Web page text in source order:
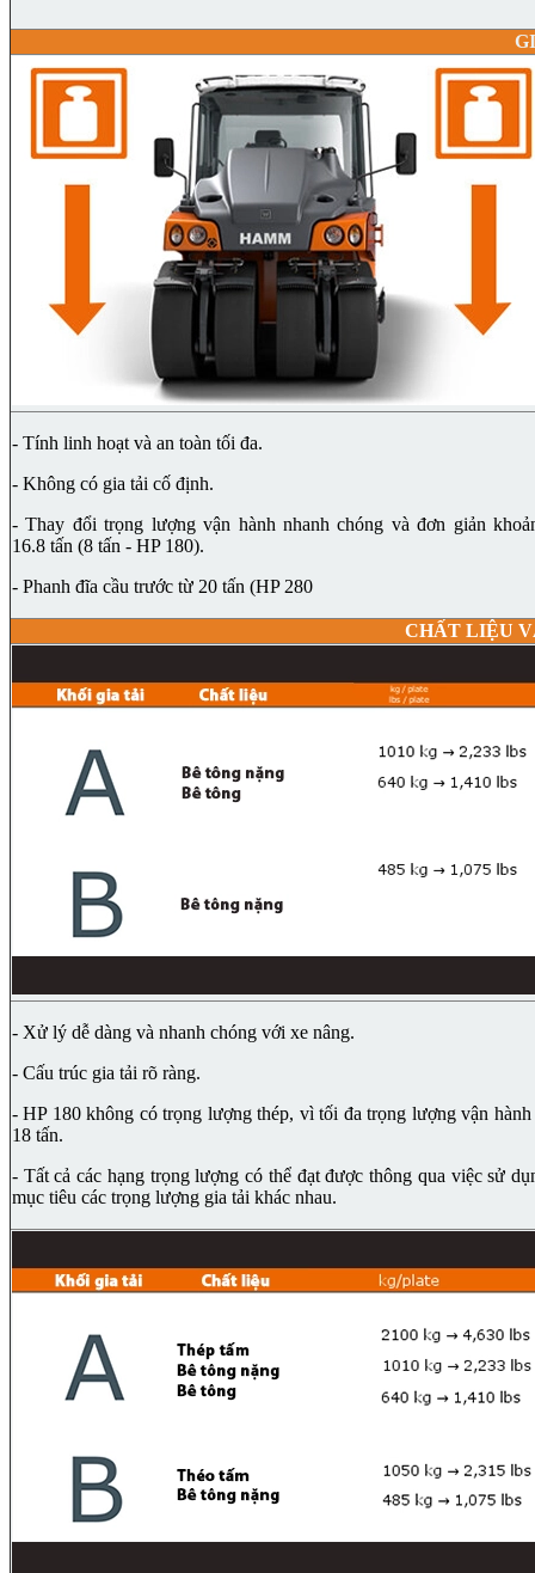
- Tính linh hoạt và an toàn tối đa.
- Không có gia tải cố định.
- Thay đổi trọng lượng vận hành nhanh chóng và đơn giản
16.8 tấn (8 tấn - HP 180).
- Phanh đĩa cầu trước từ 20 tấn (HP 280
CHẤT LIỆU
- Xử lý dễ dàng và nhanh chóng với xe nâng.
- Cấu trúc gia tải rõ ràng.
- HP 180 không có trọng lượng thép, vì tối đa trọng lượng vận hành
18 tấn.
- Tất cả các hạng trọng lượng có thể đạt được thông qua việc sử
mục tiêu các trọng lượng gia tải khác nhau.